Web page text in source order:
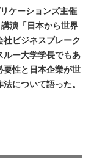
ケーションズ主催
演「日本から世界
ビジネスブレーク
ルー大学学長でもあ
要性と日本企業が世
について語った。